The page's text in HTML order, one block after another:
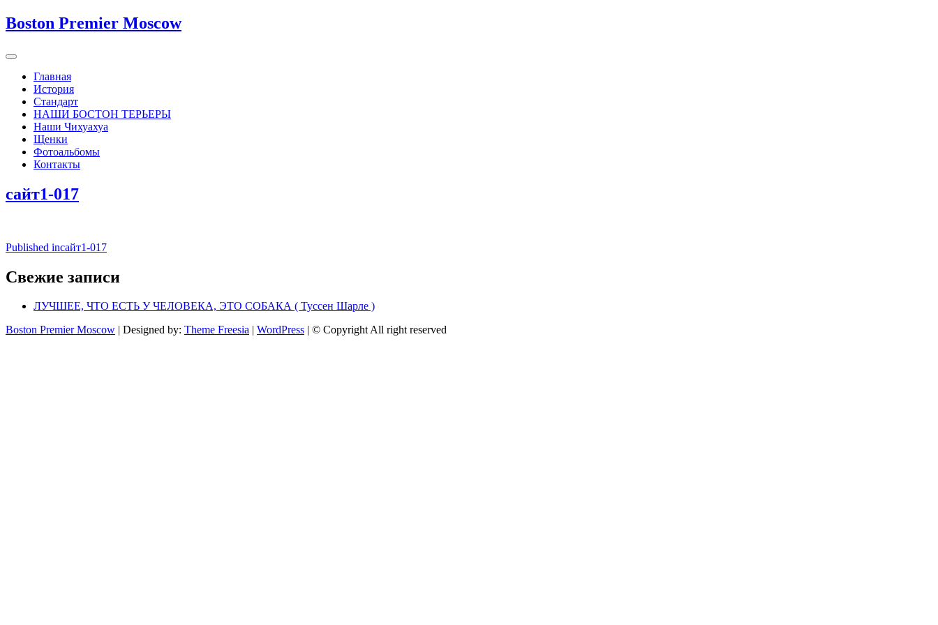
Boston Premier Moscow
Главная
История
Стандарт
НАШИ БОСТОН ТЕРЬЕРЫ
Наши Чихуахуа
Щенки
Фотоальбомы
Контакты
сайт1-017
Навигация
по
записям
Published inсайт1-017
Свежие записи
ЛУЧШЕЕ, ЧТО ЕСТЬ У ЧЕЛОВЕКА, ЭТО СОБАКА ( Туссен Шарле )
Boston Premier Moscow | Designed by: Theme Freesia | WordPress | © Copyright All right reserved